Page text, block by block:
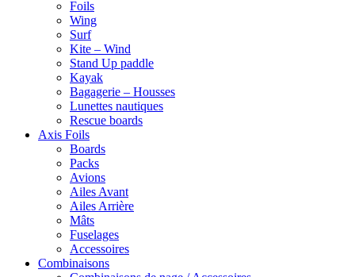
Foils
Wing
Surf
Kite – Wind
Stand Up paddle
Kayak
Bagagerie – Housses
Lunettes nautiques
Rescue boards
Axis Foils
Boards
Packs
Avions
Ailes Avant
Ailes Arrière
Mâts
Fuselages
Accessoires
Combinaisons